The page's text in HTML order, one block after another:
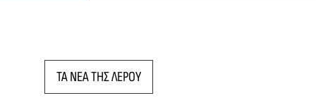
ΤΑ ΝΕΑ ΤΗΣ ΛΕΡΟΥ